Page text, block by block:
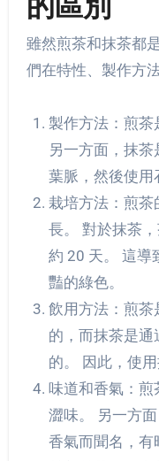
雖然煎茶和抹茶都
們在特性、製作方
製作方法：煎茶
另一方面，抹
葉脈，然後使用
栽培方法：煎茶
長。 對於抹茶
約 20 天。 這導
豔的綠色。
飲用方法：煎茶
的，而抹茶是通
的。 因此，使
味道和香氣：煎
澀味。 另一方
香氣而聞名，有